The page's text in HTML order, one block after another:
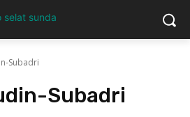
Subadri
Subadri